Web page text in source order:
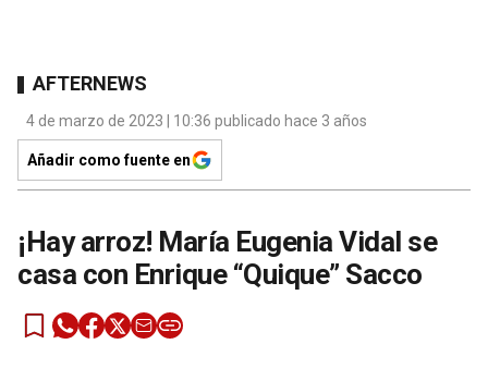
AFTERNEWS
4 de marzo de 2023 | 10:36 publicado hace 3 años
Añadir como fuente en
¡Hay arroz! María Eugenia Vidal se
casa con Enrique “Quique” Sacco